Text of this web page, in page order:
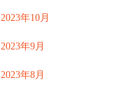
2023年10月
2023年9月
2023年8月